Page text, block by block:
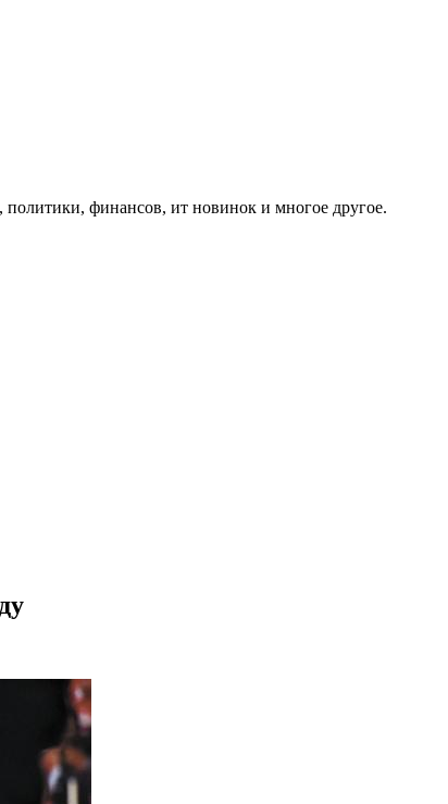
финансов, ит новинок и многое другое.